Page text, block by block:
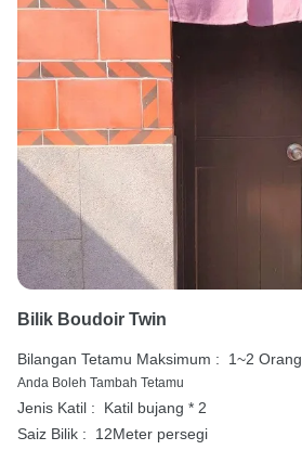
Bilik Boudoir Twin
Bilangan Tetamu Maksimum : 1~2 Orang
Anda Boleh Tambah Tetamu
Jenis Katil :
Katil bujang * 2
Saiz Bilik :
12Meter persegi